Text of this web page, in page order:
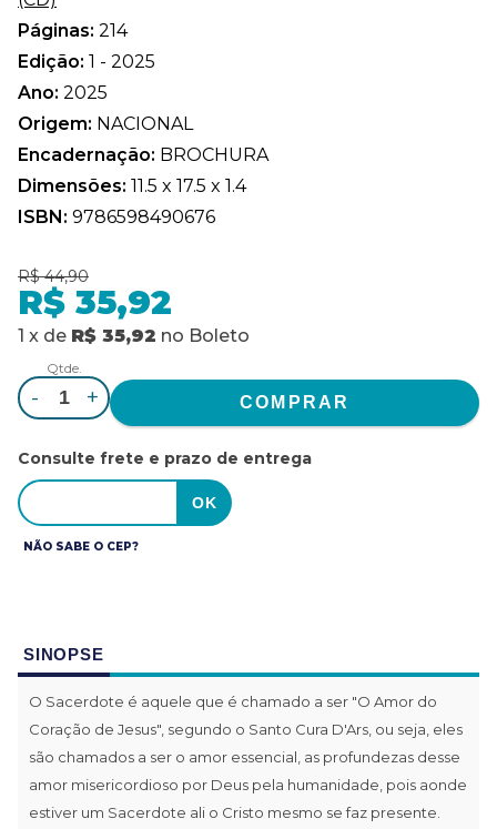
Páginas: 214
Edição: 1 - 2025
Ano: 2025
Origem: NACIONAL
Encadernação: BROCHURA
Dimensões: 11.5 x 17.5 x 1.4
ISBN: 9786598490676
R$ 44,90
R$ 35,92
1 x de R$ 35,92 no Boleto
Qtde.
- +
Consulte frete e prazo de entrega
NÃO SABE O CEP?
SINOPSE
O Sacerdote é aquele que é chamado a ser "O Amor do
Coração de Jesus", segundo o Santo Cura D'Ars, ou seja, eles
são chamados a ser o amor essencial, as profundezas desse
amor misericordioso por Deus pela humanidade, pois aonde
estiver um Sacerdote ali o Cristo mesmo se faz presente.